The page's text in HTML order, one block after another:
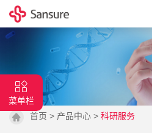
首页 > 产品中心 > 科研服务
菜单栏